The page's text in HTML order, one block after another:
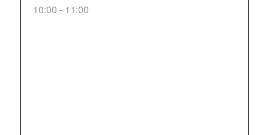
10:00 - 11:00